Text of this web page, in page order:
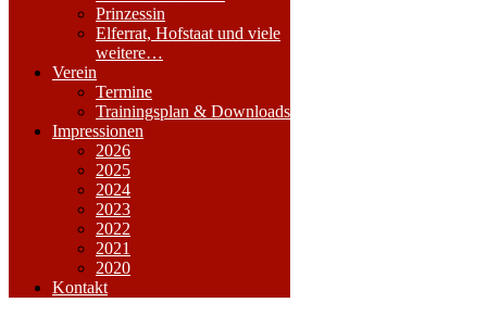
Prinzessin
Elferrat, Hofstaat und viele
weitere…
Verein
Termine
Trainingsplan & Downloads
Impressionen
2026
2025
2024
2023
2022
2021
2020
Kontakt